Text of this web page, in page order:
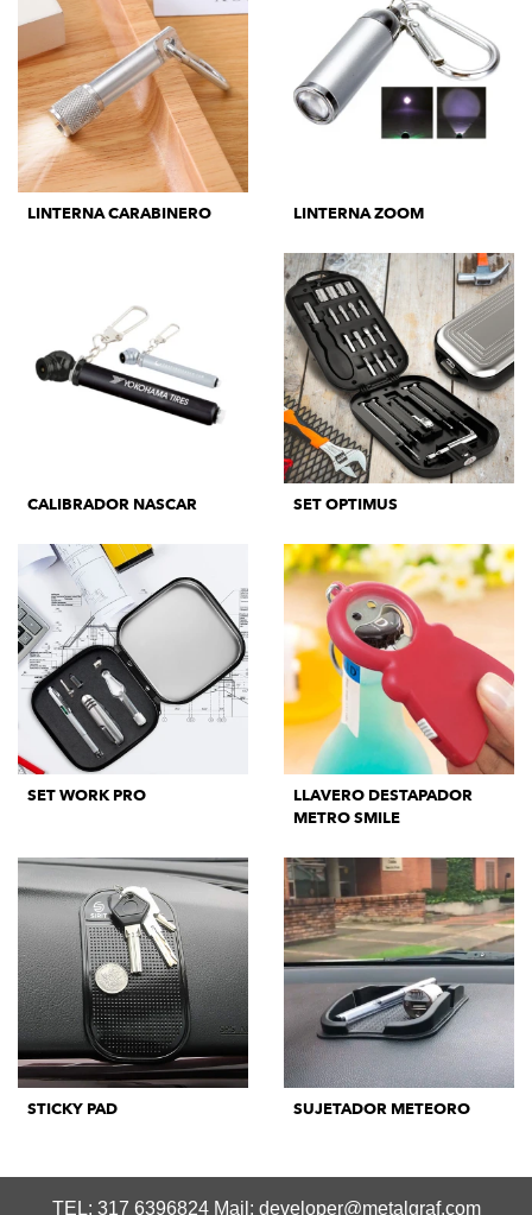
LINTERNA CARABINERO LINTERNA ZOOM
CALIBRADOR NASCAR SET OPTIMUS
SET WORK PRO
LLAVERO DESTAPADOR
METRO SMILE
STICKY PAD SUJETADOR METEORO
TEL: 317 6396824 Mail: developer@metalgraf.com